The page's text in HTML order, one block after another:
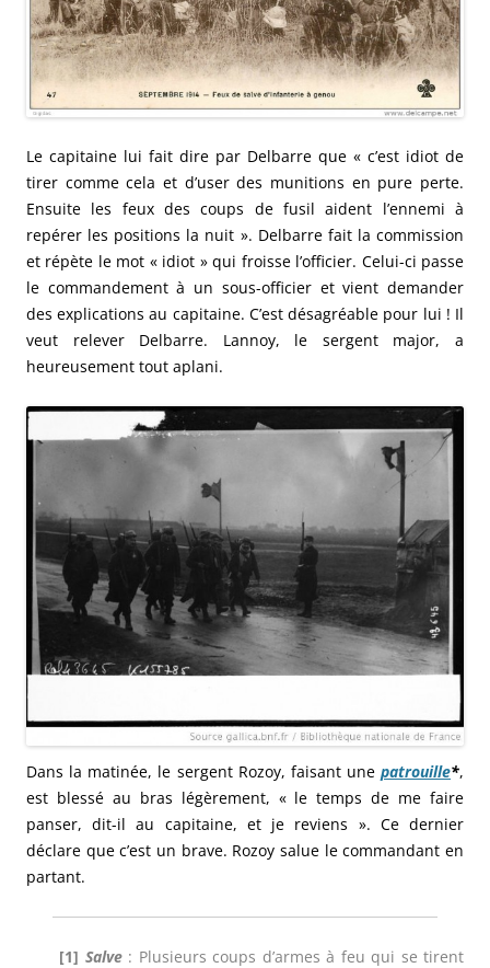
Le capitaine lui fait dire par Delbarre que « c’est idiot de
tirer comme cela et d’user des munitions en pure perte.
Ensuite les feux des coups de fusil aident l’ennemi à
repérer les positions la nuit ». Delbarre fait la commission
et répète le mot « idiot » qui froisse l’officier. Celui-ci passe
le commandement à un sous-officier et vient demander
des explications au capitaine. C’est désagréable pour lui ! Il
veut relever Delbarre. Lannoy, le sergent major, a
heureusement tout aplani.
Dans la matinée, le sergent Rozoy, faisant une patrouille*,
est blessé au bras légèrement, « le temps de me faire
panser, dit-il au capitaine, et je reviens ». Ce dernier
déclare que c’est un brave. Rozoy salue le commandant en
partant.
[1] Salve : Plusieurs coups d’armes à feu qui se tirent